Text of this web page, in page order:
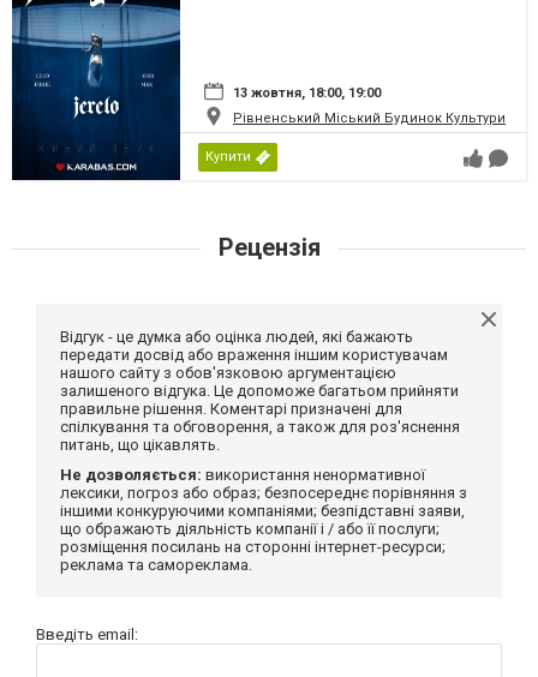
13 жовтня, 18:00, 19:00
Рівненський Міський Будинок Культури
Купити
Рецензія
Відгук - це думка або оцінка людей, які бажають
передати досвід або враження іншим користувачам
нашого сайту з обов'язковою аргументацією
залишеного відгука. Це допоможе багатьом прийняти
правильне рішення. Коментарі призначені для
спілкування та обговорення, а також для роз'яснення
питань, що цікавлять.
Не дозволяється: використання ненормативної
лексики, погроз або образ; безпосереднє порівняння з
іншими конкуруючими компаніями; безпідставні заяви,
що ображають діяльність компанії і / або її послуги;
розміщення посилань на сторонні інтернет-ресурси;
реклама та самореклама.
Введіть email: